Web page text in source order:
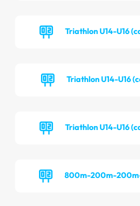
Triathlon U14-U16
Triathlon U14-U16
Triathlon U14-U16
800m-200m-